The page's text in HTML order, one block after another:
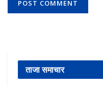
ताजा समाचार